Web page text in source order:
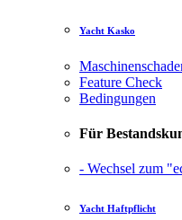
Yacht Kasko
Feature Check
Bedingungen
Für
- Wechsel zum
Yacht Haftpflicht